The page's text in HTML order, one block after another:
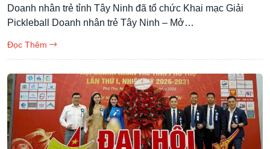
Doanh nhân trẻ tỉnh Tây Ninh đã tổ chức Khai mạc Giải
Pickleball Doanh nhân trẻ Tây Ninh – Mở…
Đọc Thêm